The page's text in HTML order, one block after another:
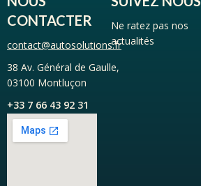
CONTACTER
contact@autosolutions.fr
38 Av. Général de Gaulle,
03100 Montluçon
+33 7 66 43 92 31
Ne ratez pas nos
actualités